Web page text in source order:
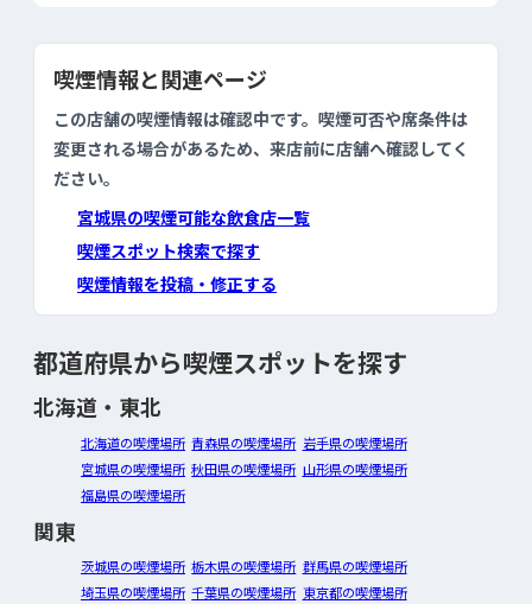
喫煙情報と関連ページ
この店舗の喫煙情報は確認中です。喫煙可否や席条件は
変更される場合があるため、来店前に店舗へ確認してく
ださい。
宮城県の喫煙可能な飲食店一覧
喫煙スポット検索で探す
喫煙情報を投稿・修正する
都道府県から喫煙スポットを探す
北海道・東北
北海道の喫煙場所 青森県の喫煙場所 岩手県の喫煙場所
宮城県の喫煙場所 秋田県の喫煙場所 山形県の喫煙場所
福島県の喫煙場所
関東
茨城県の喫煙場所 栃木県の喫煙場所 群馬県の喫煙場所
埼玉県の喫煙場所 千葉県の喫煙場所 東京都の喫煙場所